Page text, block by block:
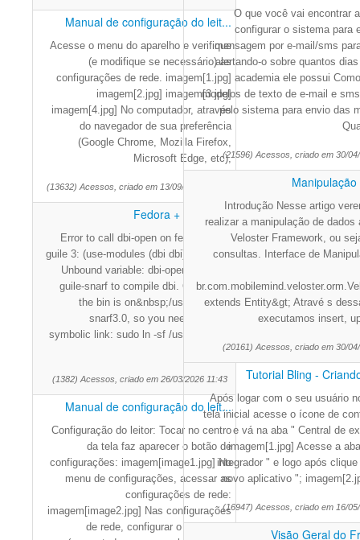
Manual de configuração do leit...
Acesse o menu do aparelho e verifique
(e modifique se necessário) as
configurações de rede. imagem[1.jpg]
imagem[2.jpg] imagem[3.jpg]
imagem[4.jpg] No computador, através
do navegador de sua preferência
(Google Chrome, Mozilla Firefox,
Microsoft Edge, etc),
(13632) Acessos, criado em 13/09/2024 15:29
Fedora + Guile DBI
Error to call dbi-open on fedora using
guile 3: (use-modules (dbi dbi)) dbi-open
Unbound variable: dbi-open We need
guile-snarf to compile dbi. On fedora,
the bin is on&nbsp;/usr/bin/guile-
snarf3.0, so you need create a
symbolic link: sudo ln -sf /usr/bin/guile-
sn
(1382) Acessos, criado em 26/03/2026 11:43
Manual de configuração do leit...
Configuração do leitor: Tocar no centro
da tela faz aparecer o botão de
configurações: imagem[image1.jpg] No
menu de configurações, acessar as
configurações de rede:
imagem[image2.jpg] Nas configurações
de rede, configurar o "Servidor"
O que você vai encontrar
configurar o sistema para
mensagem por e-mail/sms
alertando-o sobre quantos
academia ele possui
modelos de texto de e-mail e
pelo sistema para envio das
(21596) Acessos, criado em 30/
Introdução Nesse artigo
realizar a manipulação de dados
Veloster Framework, ou
consultas. Interface de
extends Entity&gt; Atravé s
executamos insert,
(20161) Acessos, criado em 30/
Tutorial Bling -
Após logar com o seu usuário
tela inicial acesse o ícone de
e vá na aba " Central de
imagem[1.jpg] Acesse a
integrador " e logo após
novo aplicativo ";
(16947) Acessos, criado em 16/
Visão Geral do